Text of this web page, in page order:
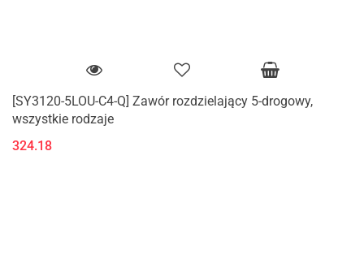
[SY3120-5LOU-C4-Q] Zawór rozdzielający 5-drogowy,
wszystkie rodzaje
324.18